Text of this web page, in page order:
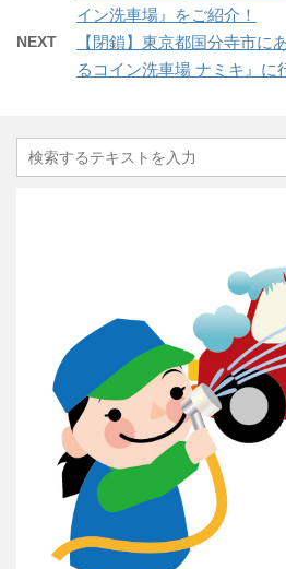
イン洗車場』をご紹介！
NEXT
【閉鎖】東京都国分寺市に
るコイン洗車場 ナミキ』に